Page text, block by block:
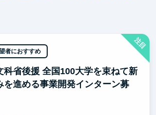
注目
者におすすめ
科省後援 全国100大学を束ねて新
を進める事業開発インターン募